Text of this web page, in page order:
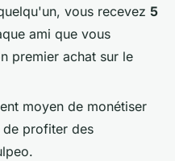
vous recevez 5
ami que vous
premier achat sur le
moyen de monétiser
profiter des